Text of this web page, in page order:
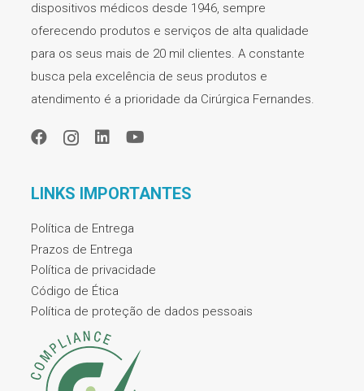
dispositivos médicos desde 1946, sempre
oferecendo produtos e serviços de alta qualidade
para os seus mais de 20 mil clientes. A constante
busca pela excelência de seus produtos e
atendimento é a prioridade da Cirúrgica Fernandes.
LINKS IMPORTANTES
Política de Entrega
Prazos de Entrega
Política de privacidade
Código de Ética
Política de proteção de dados pessoais